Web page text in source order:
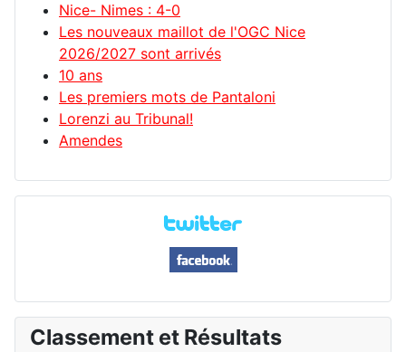
Nice- Nimes : 4-0
Les nouveaux maillot de l'OGC Nice
2026/2027 sont arrivés
10 ans
Les premiers mots de Pantaloni
Lorenzi au Tribunal!
Amendes
Classement et Résultats